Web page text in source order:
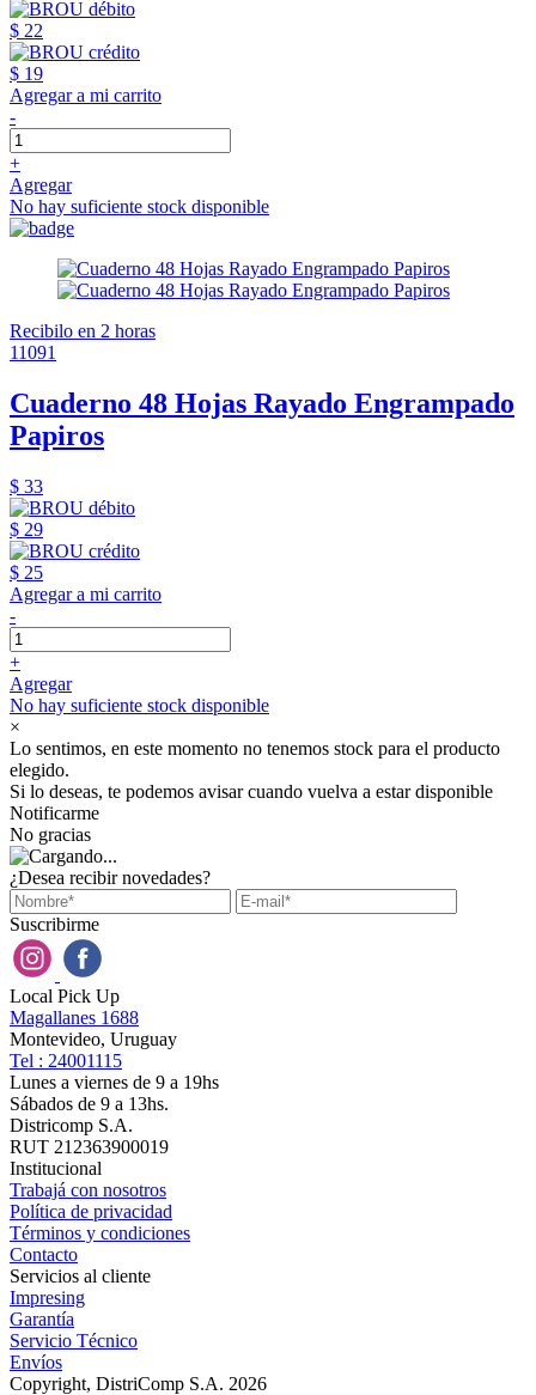
$ 22
$ 19
Agregar a mi carrito
-
+
Agregar
No hay suficiente stock disponible
Recibilo en 2 horas
11091
Cuaderno 48 Hojas Rayado Engrampado
Papiros
$ 33
$ 29
$ 25
Agregar a mi carrito
-
+
Agregar
No hay suficiente stock disponible
×
Lo sentimos, en este momento no tenemos stock para el producto
elegido.
Si lo deseas, te podemos avisar cuando vuelva a estar disponible
Notificarme
No gracias
¿Desea recibir novedades?
Suscribirme
Local Pick Up
Magallanes 1688
Montevideo, Uruguay
Tel : 24001115
Lunes a viernes de 9 a 19hs
Sábados de 9 a 13hs.
Districomp S.A.
RUT 212363900019
Institucional
Trabajá con nosotros
Política de privacidad
Términos y condiciones
Contacto
Servicios al cliente
Impresing
Garantía
Servicio Técnico
Envíos
Copyright, DistriComp S.A. 2026